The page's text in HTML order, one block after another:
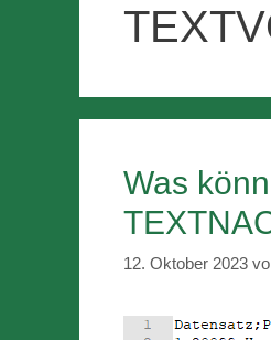
Was
12. Oktober 2023